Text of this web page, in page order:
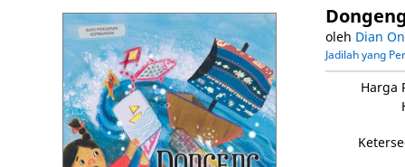
oleh Dian
Jadilah yang
Harga